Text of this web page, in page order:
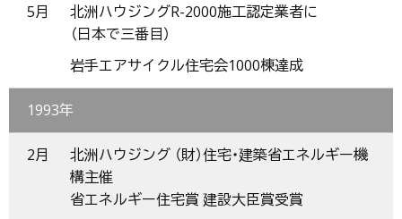
5月
北洲ハウジングR-2000施工認定業者に
（日本で三番目）
岩手エアサイクル住宅会1000棟達成
1993年
2月
北洲ハウジング （財）住宅・建築省エネルギー機
構主催
省エネルギー住宅賞 建設大臣賞受賞